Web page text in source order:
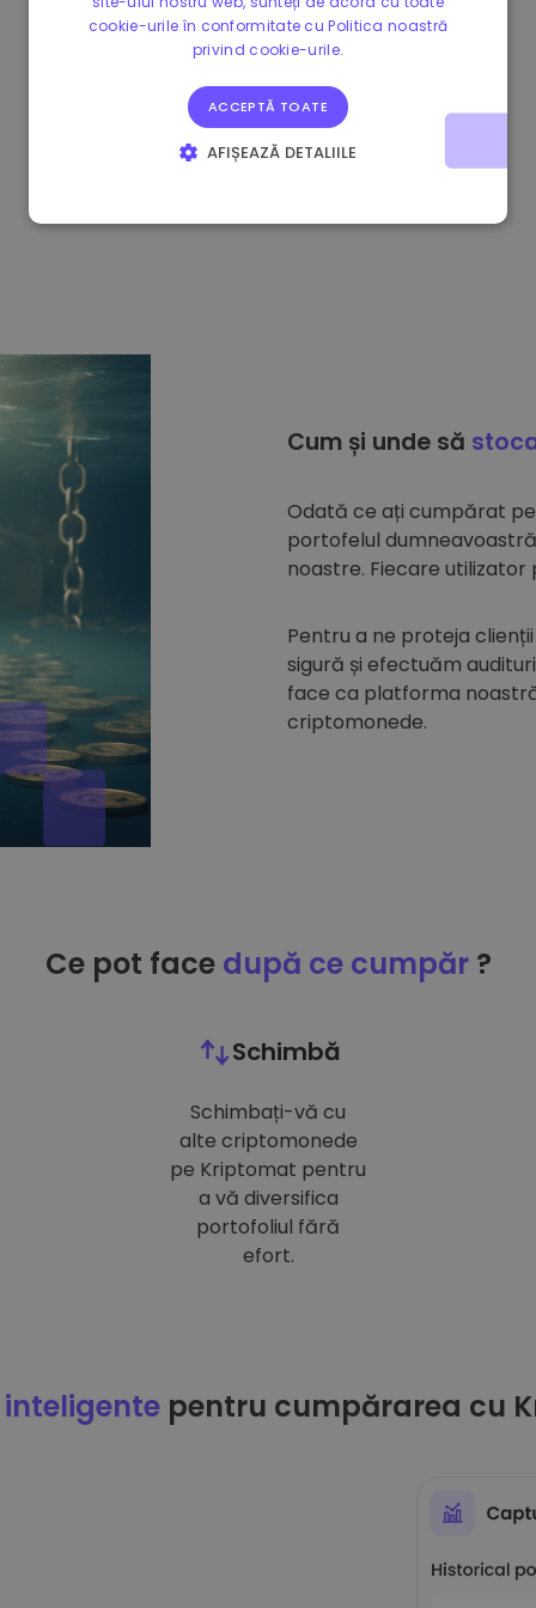
Cum și unde să
Odată ce ați cumpărat pe
portofelul
noastre. Fiecare
Pentru a ne proteja
sigură și efectuăm
face ca platforma
criptomonede.
Ce pot face după ce cumpăr?
Schimbă
Schimbați-vă cu
alte criptomonede
pe Kriptomat pentru
a vă diversifica
portofoliul fără
efort.
pentru cumpărarea cu
cookie-urile în conformitate cu Politica noastră
privind cookie-urile.
ACCEPTĂ TOATE
AFIȘEAZĂ DETALIILE